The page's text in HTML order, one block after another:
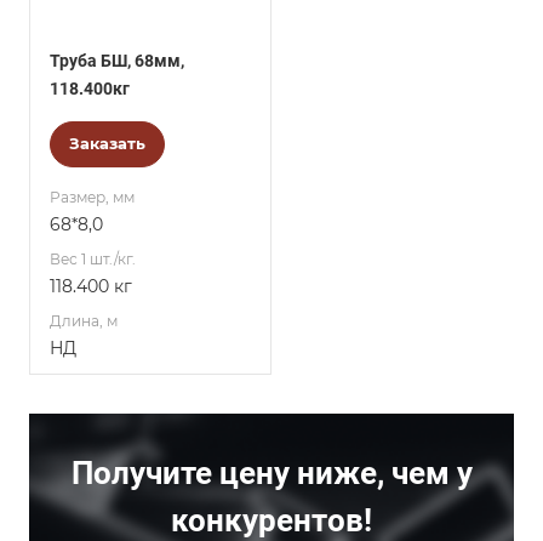
Труба БШ, 68мм,
118.400кг
Заказать
Размер, мм
68*8,0
Вес 1 шт./кг.
118.400 кг
Длина, м
НД
Получите цену ниже, чем у
конкурентов!